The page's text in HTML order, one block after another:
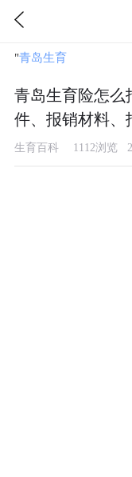
"青岛生育
青岛生育险怎么
件、报销材料、
生育百科 1112浏览